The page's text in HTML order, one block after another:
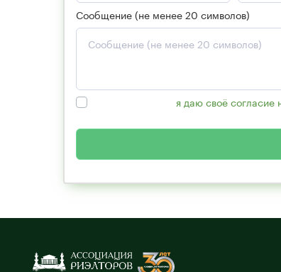
Сообщение (не менее 20 символов)
я даю своё